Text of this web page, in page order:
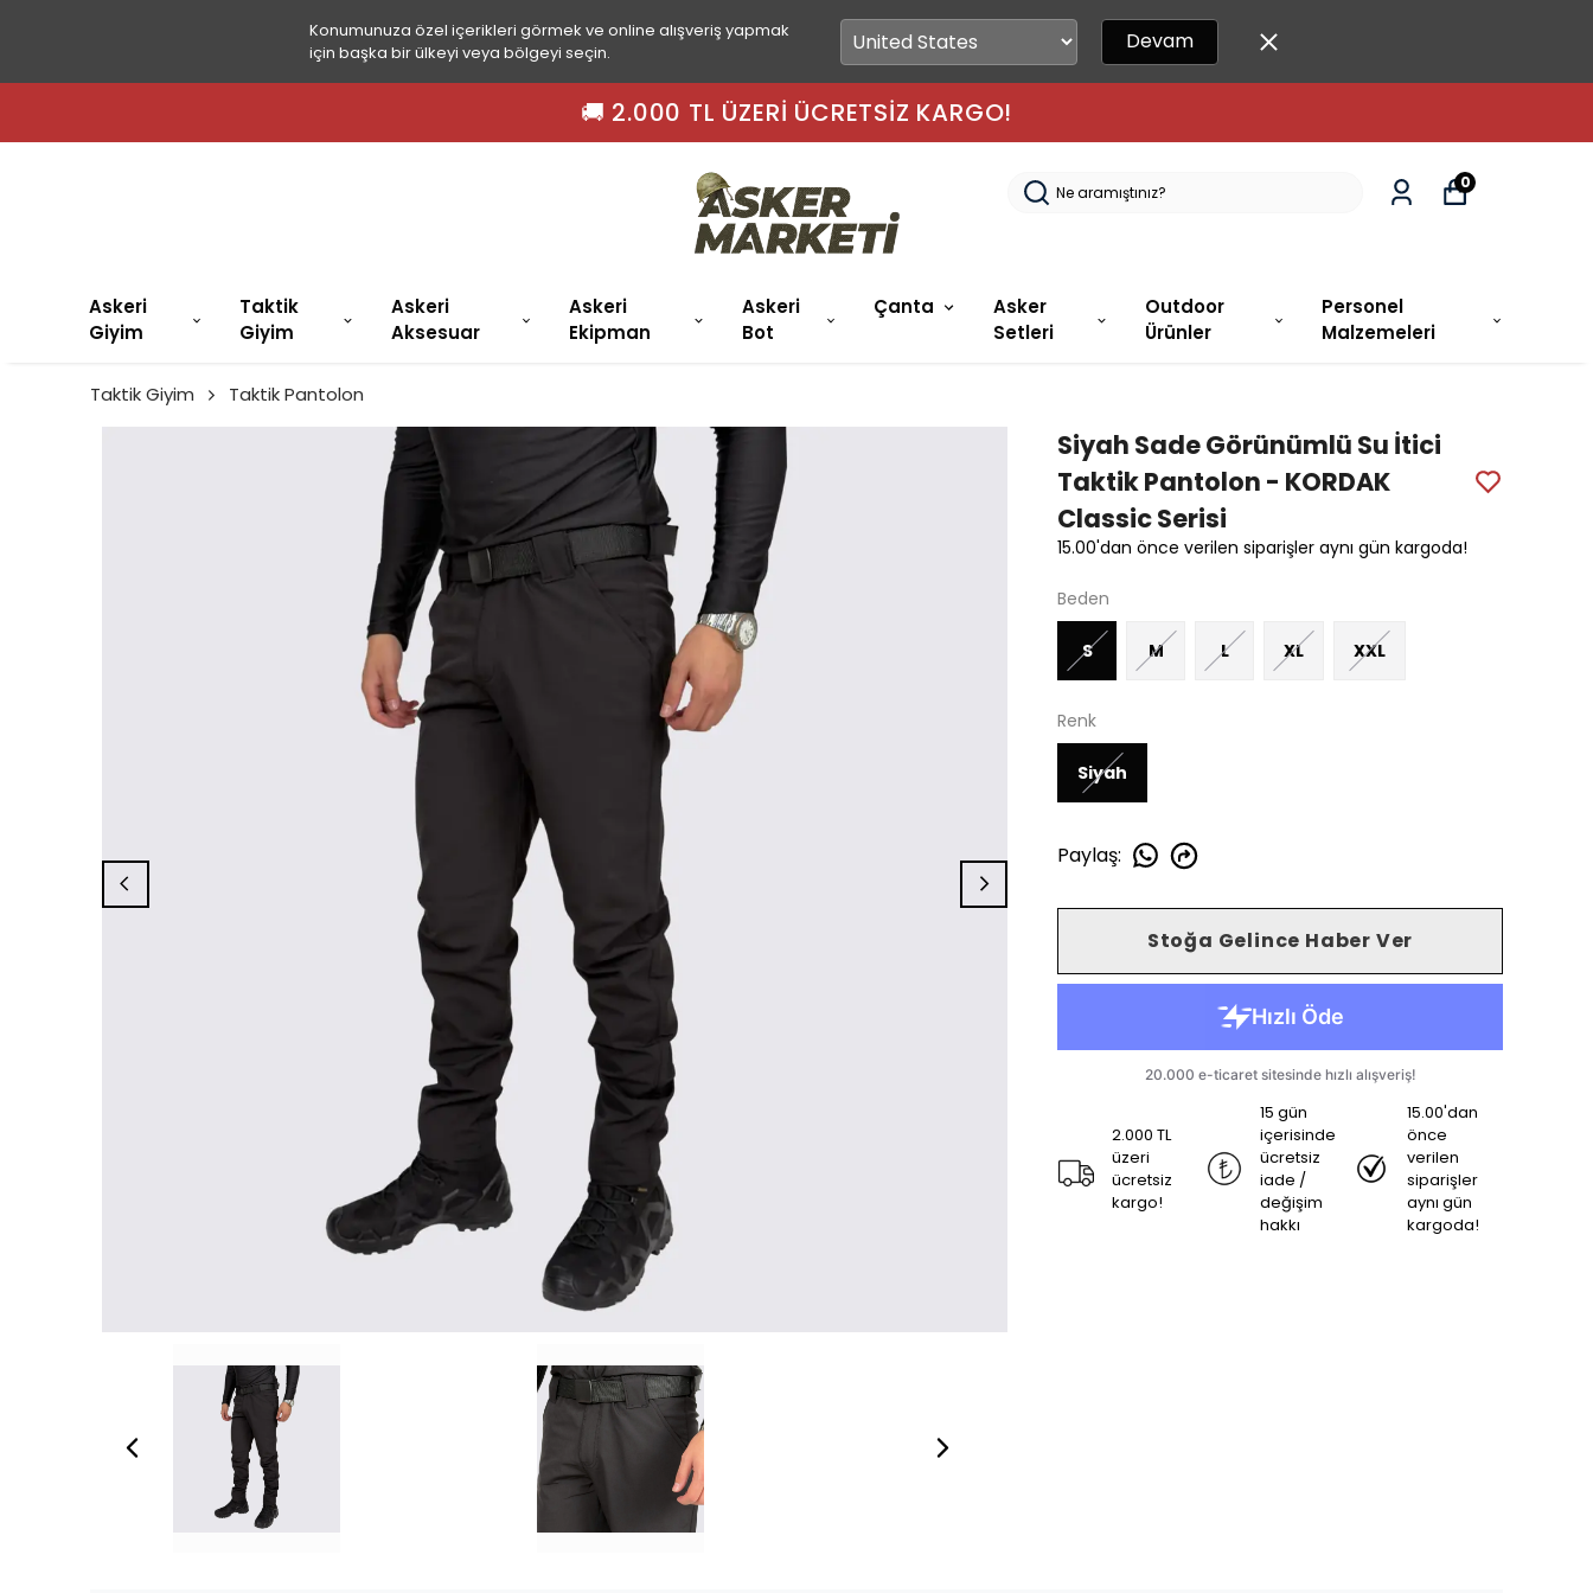
Konumunuza özel içerikleri görmek ve online alışveriş yapmak
için başka bir ülkeyi veya bölgeyi seçin.
Devam
🚚 2.000 TL ÜZERI ÜCRETSIZ KARGO!
Askeri
Giyim
Taktik
Giyim
Askeri
Aksesuar
Askeri
Ekipman
Askeri
Bot
Çanta
Asker
Setleri
Outdoor
Ürünler
Personel
Malzemeleri
0
Taktik Giyim Taktik Pantolon
Siyah Sade Görünümlü Su İtici
Taktik Pantolon - KORDAK
Classic Serisi
15.00'dan önce verilen siparişler aynı gün kargoda!
Beden
S M L XL XXL
Renk
Siyah
Paylaş:
Stoğa Gelince Haber Ver
2.000 TL
üzeri
ücretsiz
kargo!
15 gün
içerisinde
ücretsiz
iade /
değişim
hakkı
15.00'dan
önce
verilen
siparişler
aynı gün
kargoda!